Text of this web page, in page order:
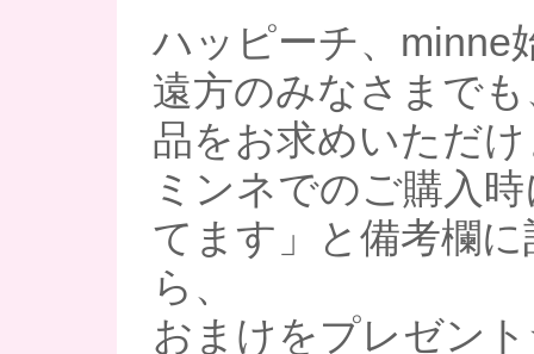
ハッピーチ、minne
遠方のみなさまで
品をお求めいただ
ミンネでのご購入
てます」と備考欄
ら、
おまけをプレゼン